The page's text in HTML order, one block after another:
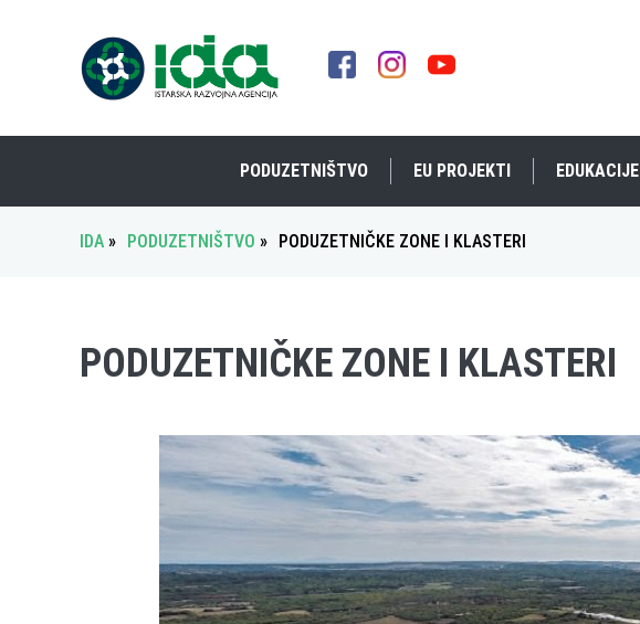
PODUZETNIŠTVO EU PROJEKTI EDUKACIJE
IDA » PODUZETNIŠTVO » PODUZETNIČKE ZONE I KLASTERI
PODUZETNIČKE ZONE I KLASTERI